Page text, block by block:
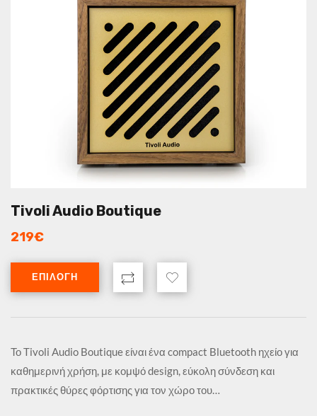
Tivoli Audio Boutique
219€
ΕΠΙΛΟΓΉ
Το Tivoli Audio Boutique είναι ένα compact Bluetooth ηχείο για
καθημερινή χρήση, με κομψό design, εύκολη σύνδεση και
πρακτικές θύρες φόρτισης για τον χώρο του…